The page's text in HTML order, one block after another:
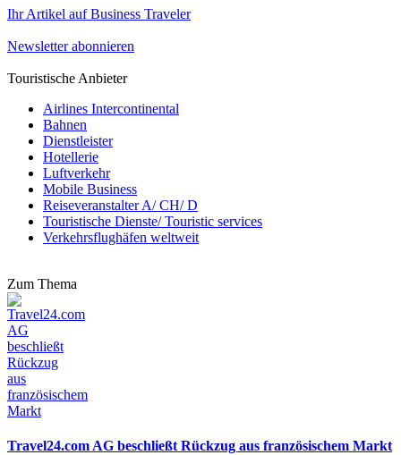
Ihr Artikel auf Business Traveler
Newsletter abonnieren
Touristische Anbieter
Airlines Intercontinental
Bahnen
Dienstleister
Hotellerie
Luftverkehr
Mobile Business
Reiseveranstalter A/ CH/ D
Touristische Dienste/ Touristic services
Verkehrsflughäfen weltweit
Zum Thema
Travel24.com AG beschließt Rückzug aus französischem Markt